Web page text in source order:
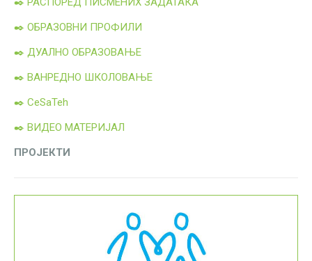
✒️ ОБРАЗОВНИ ПРОФИЛИ
✒️ ДУАЛНО ОБРАЗОВАЊЕ
✒️ ВАНРЕДНО ШКОЛОВАЊЕ
✒️ CeSaTeh
✒️ ВИДЕО МАТЕРИЈАЛ
ПРОЈЕКТИ